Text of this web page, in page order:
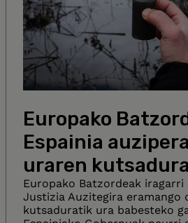
Europako
Espainia
uraren
Europako Batzordeak iragarri
Justizia Auzitegira eramango
kutsaduratik ura babesteko